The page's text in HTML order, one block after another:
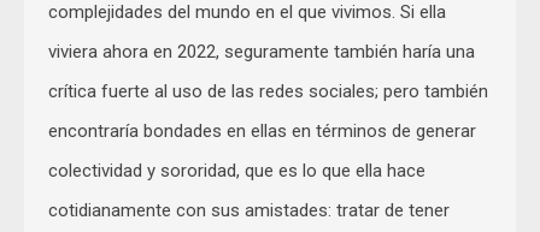
complejidades del mundo en el que vivimos. Si ella
viviera ahora en 2022, seguramente también haría una
crítica fuerte al uso de las redes sociales; pero también
encontraría bondades en ellas en términos de generar
colectividad y sororidad, que es lo que ella hace
cotidianamente con sus amistades: tratar de tener